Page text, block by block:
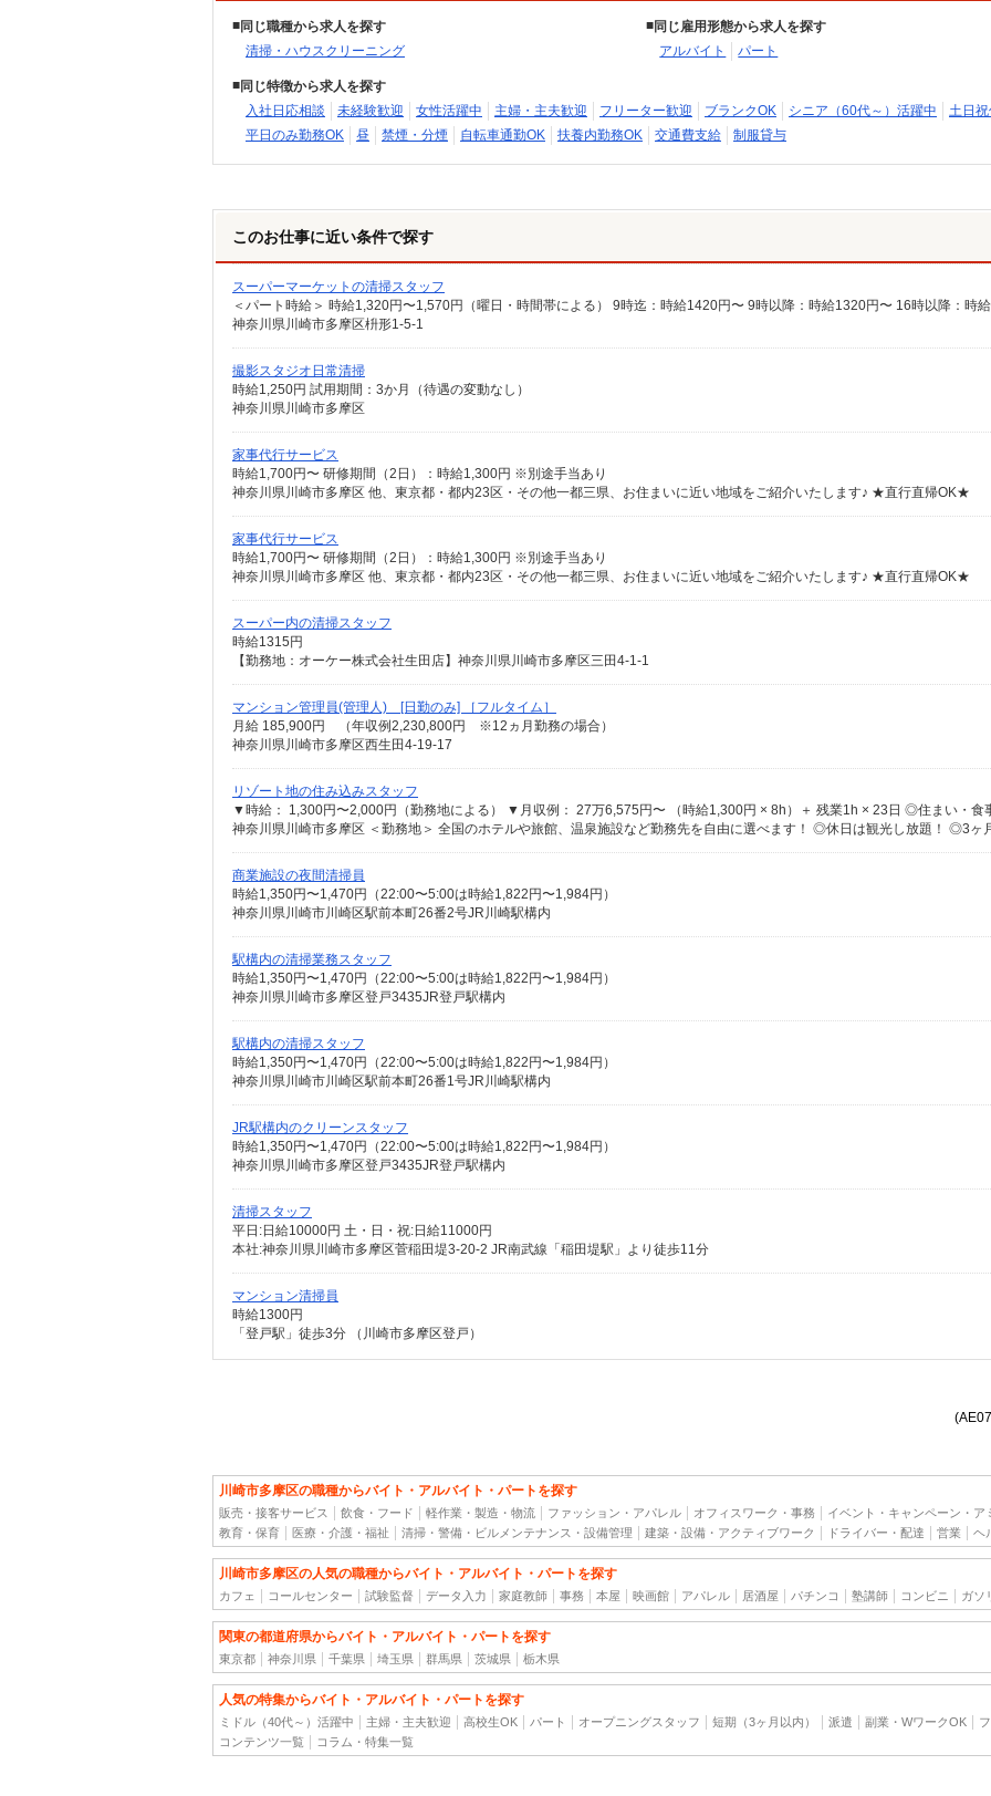
同じ職種から求人を探す
清掃・ハウスクリーニング
同じ雇用形態から求人を探す
アルバイト
パート
同じ特徴から求人を探す
入社日応相談
未経験歓迎 女性活躍中 主婦・主夫歓迎 フリーター歓迎 ブランクOK シニア（60代～）活躍中
土日
平日のみ勤務OK
昼 禁煙・分煙 自転車通勤OK 扶養内勤務OK 交通費支給 制服貸与
このお仕事に近い条件で探す
スーパーマーケットの清掃スタッフ
神奈川県川崎市多摩区枡形1-5-1
撮影スタジオ日常清掃
時給1,250円 試用期間：3か月（待遇の変動なし）
神奈川県川崎市多摩区
家事代行サービス
時給1,700円〜 研修期間（2日）：時給1,300円 ※別途手当あり
神奈川県川崎市多摩区 他、東京都・都内23区・その他一都三県、お住まいに近い地域をご紹介いたします♪ ★直行直帰OK★
家事代行サービス
時給1,700円〜 研修期間（2日）：時給1,300円 ※別途手当あり
神奈川県川崎市多摩区 他、東京都・都内23区・その他一都三県、お住まいに近い地域をご紹介いたします♪ ★直行直帰OK★
スーパー内の清掃スタッフ
時給1315円
【勤務地：オーケー株式会社生田店】神奈川県川崎市多摩区三田4-1-1
マンション管理員(管理人) [日勤のみ] ［フルタイム］
月給 185,900円 （年収例2,230,800円 ※12ヵ月勤務の場合）
神奈川県川崎市多摩区西生田4-19-17
リゾート地の住み込みスタッフ
商業施設の夜間清掃員
時給1,350円〜1,470円（22:00〜5:00は時給1,822円〜1,984円）
神奈川県川崎市川崎区駅前本町26番2号JR川崎駅構内
駅構内の清掃業務スタッフ
時給1,350円〜1,470円（22:00〜5:00は時給1,822円〜1,984円）
神奈川県川崎市多摩区登戸3435JR登戸駅構内
駅構内の清掃スタッフ
時給1,350円〜1,470円（22:00〜5:00は時給1,822円〜1,984円）
神奈川県川崎市川崎区駅前本町26番1号JR川崎駅構内
JR駅構内のクリーンスタッフ
時給1,350円〜1,470円（22:00〜5:00は時給1,822円〜1,984円）
神奈川県川崎市多摩区登戸3435JR登戸駅構内
清掃スタッフ
平日:日給10000円 土・日・祝:日給11000円
本社:神奈川県川崎市多摩区菅稲田堤3-20-2 JR南武線「稲田堤駅」より徒歩11分
マンション清掃員
時給1300円
「登戸駅」徒歩3分 （川崎市多摩区登戸）
川崎市多摩区の職種からバイト・アルバイト・パートを探す
販売・接客サービス 飲食・フード 軽作業・製造・物流 ファッション・アパレル オフィスワーク・事務
イベント・キャンペーン・ア
教育・保育
医療・介護・福祉 清掃・警備・ビルメンテナンス・設備管理 建築・設備・アクティブワーク ドライバー・配達 営業 ヘ
川崎市多摩区の人気の職種からバイト・アルバイト・パートを探す
カフェ コールセンター 試験監督 データ入力 家庭教師 事務 本屋 映画館 アパレル 居酒屋 パチンコ 塾講師 コンビニ ガソ
関東の都道府県からバイト・アルバイト・パートを探す
東京都 神奈川県 千葉県 埼玉県 群馬県 茨城県 栃木県
人気の特集からバイト・アルバイト・パートを探す
ミドル（40代～）活躍中 主婦・主夫歓迎 高校生OK パート オープニングスタッフ 短期（3ヶ月以内） 派遣 副業・WワークOK
コンテンツ一覧
コラム・特集一覧